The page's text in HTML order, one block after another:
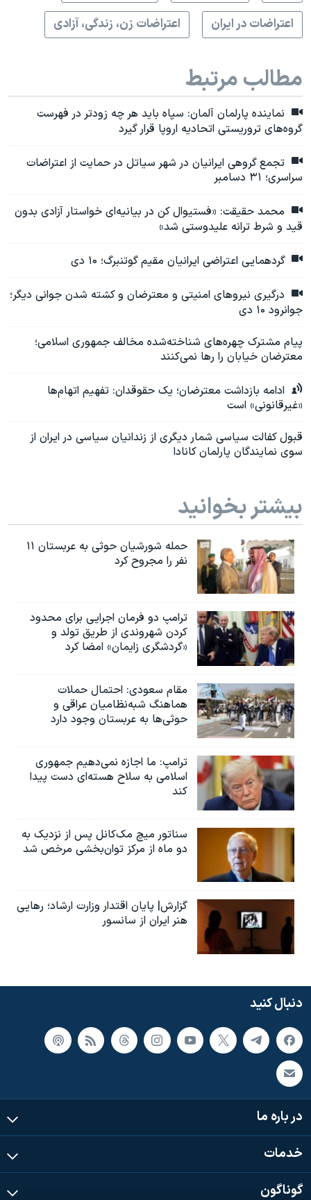
اعتراضات در ایران
اعتراضات زن، زندگی، آزادی
مطالب مرتبط
نماینده پارلمان آلمان: سپاه باید هر چه زودتر در فهرست
گروه‌های تروریستی اتحادیه اروپا قرار گیرد
تجمع گروهی ایرانیان در شهر سیاتل در حمایت از اعتراضات
سراسری؛ ۳۱ دسامبر
محمد حقیقت: «فستیوال کن در بیانیه‌ای خواستار آزادی بدون
قید و شرط ترانه علیدوستی شد»
گردهمایی اعتراضی ایرانیان مقیم گوتنبرگ؛ ۱۰ دی
درگیری نیروهای امنیتی و معترضان و کشته شدن جوانی دیگر؛
جوانرود ۱۰ دی
پیام مشترک چهره‌های شناخته‌شده مخالف جمهوری اسلامی؛
معترضان خیابان‌ را رها نمی‌کنند
ادامه بازداشت معترضان؛ یک حقوقدان: تفهیم اتهام‌ها
«غیرقانونی» است
قبول کفالت سیاسی شمار دیگری از زندانیان سیاسی در ایران از
سوی نمایندگان پارلمان کانادا
بیشتر بخوانید
حمله شورشیان حوثی به عربستان ۱۱
نفر را مجروح کرد
ترامپ دو فرمان اجرایی برای محدود
کردن شهروندی از طریق تولد و
«گردشگری زایمان» امضا کرد
مقام سعودی: احتمال حملات
هماهنگ شبه‌نظامیان عراقی و
حوثی‌ها به عربستان وجود دارد
ترامپ: ما اجازه نمی‌دهیم جمهوری
اسلامی به سلاح هسته‌ای دست پیدا
کند
سناتور میچ مک‌کانل پس از نزدیک به
دو ماه از مرکز توان‌بخشی مرخص شد
گزارش| پایان اقتدار وزارت ارشاد؛ رهایی
هنر ایران از سانسور
دنبال کنید
در باره ما
خدمات
گوناگون